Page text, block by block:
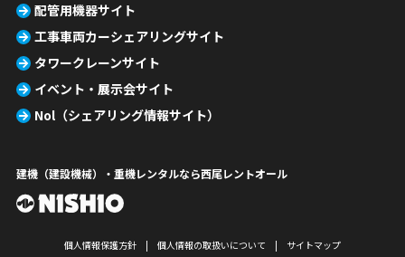
配管用機器サイト
工事車両カーシェアリングサイト
タワークレーンサイト
イベント・展示会サイト
Nol（シェアリング情報サイト）
建機（建設機械）・重機レンタルなら西尾レントオール
個人情報保護方針 個人情報の取扱いについて サイトマップ